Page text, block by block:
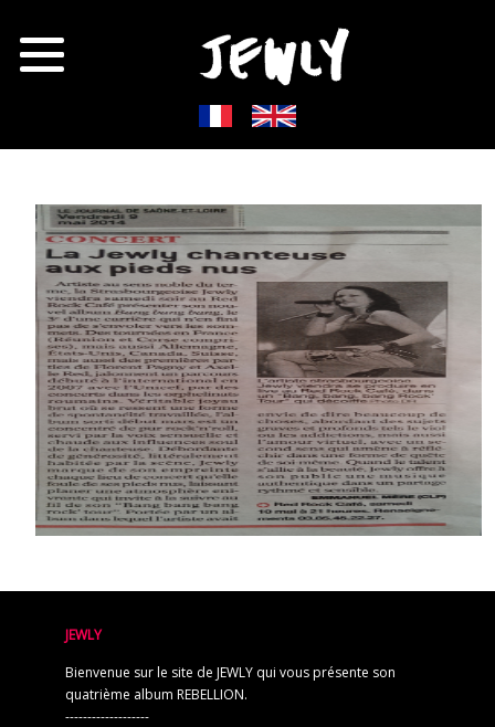
JEWLY
Bienvenue sur le site de JEWLY qui vous présente son
quatrième album REBELLION.
-------------------